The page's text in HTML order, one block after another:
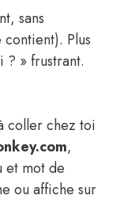
sans
Plus
? » frustrant.
coller chez toi
,
et mot de
ou affiche sur